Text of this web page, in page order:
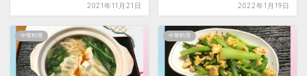
2021年11月21日 2022年1月19日
中華料理 中華料理